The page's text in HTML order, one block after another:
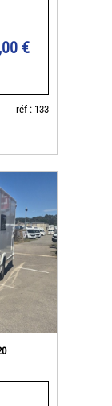
€
réf : 133